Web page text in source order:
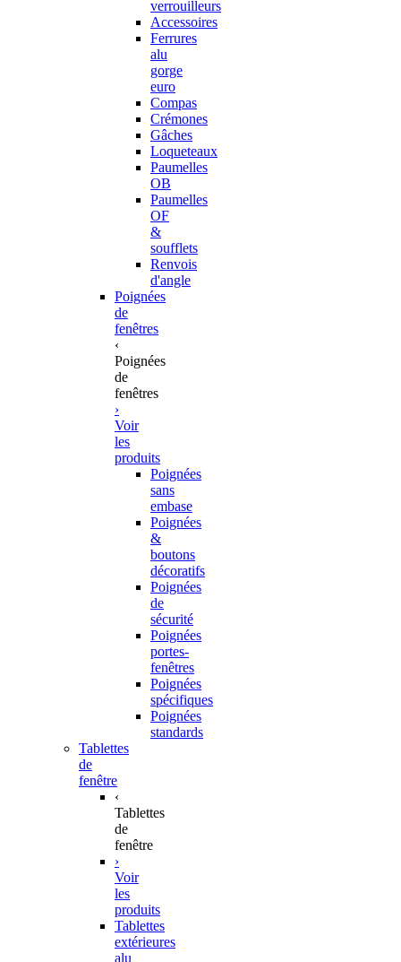
verrouilleurs
Accessoires
Ferrures
alu
gorge
euro
Compas
Crémones
Gâches
Loqueteaux
Paumelles
OB
Paumelles
OF
&
soufflets
Renvois
d'angle
Poignées
de
fenêtres
‹
Poignées
de
fenêtres
›
Voir
les
produits
Poignées
sans
embase
Poignées
&
boutons
décoratifs
Poignées
de
sécurité
Poignées
portes-
fenêtres
Poignées
spécifiques
Poignées
standards
Tablettes
de
fenêtre
‹
Tablettes
de
fenêtre
›
Voir
les
produits
Tablettes
extérieures
alu